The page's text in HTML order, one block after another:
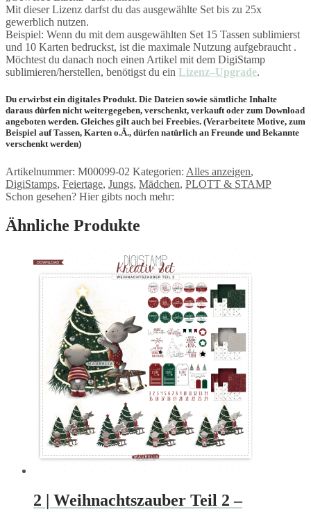
Mit dieser Lizenz darfst du das ausgewählte Set bis zu 25x
gewerblich nutzen.
Beispiel: Wenn du mit dem ausgewählten Set 15 Tassen sublimierst
und 10 Karten bedruckst, ist die maximale Nutzung aufgebraucht .
Möchtest du danach noch einen Artikel mit dem DigiStamp
sublimieren/herstellen, benötigst du ein Lizenz–Upgrade.
Du erwirbst ein digitales Produkt. Die Dateien sowie sämtliche Inhalte
daraus dürfen nicht weitergegeben, verschenkt, verkauft oder zum Download
angeboten werden. Gleiches gilt auch bei Freebies. (Verarbeitete Motive, zum
Beispiel auf Tassen, Karten o.Ä., dürfen natürlich an Freunde und Bekannte
verschenkt werden)
Artikelnummer: M00099-02 Kategorien: Alles anzeigen,
DigiStamps, Feiertage, Jungs, Mädchen, PLOTT & STAMP
Schon gesehen? Hier gibts noch mehr:
Ähnliche Produkte
2 | Weihnachtszauber Teil 2 –